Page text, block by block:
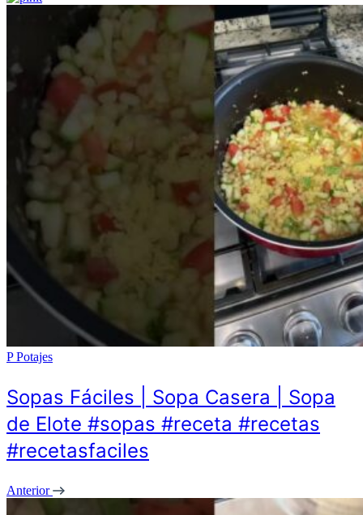
P Potajes
Sopas Fáciles | Sopa Casera | Sopa
de Elote #sopas #receta #recetas
#recetasfaciles
Anterior